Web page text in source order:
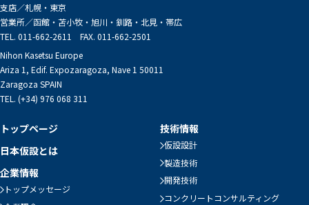
支店／札幌・東京
営業所／函館・苫小牧・旭川・釧路・北見・帯広
TEL. 011-662-2611 FAX. 011-662-2501
Nihon Kasetsu Europe
Ariza 1, Edif. Expozaragoza, Nave 1 50011
Zaragoza SPAIN
TEL. (+34) 976 068 311
トップページ
日本仮設とは
企業情報
トップメッセージ
技術情報
仮設設計
製造技術
開発技術
コンクリートコンサルティング